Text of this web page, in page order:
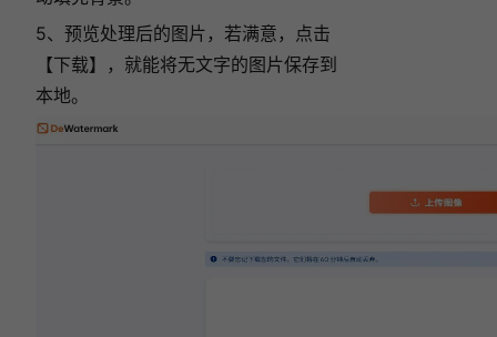
5、预览处理后的图片，若满意，点击
【下载】，就能将无文字的图片保存到
本地。